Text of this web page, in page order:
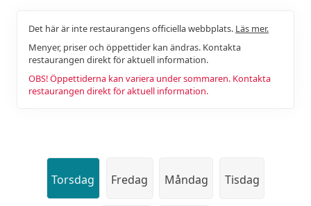
Det här är inte restaurangens officiella webbplats. Läs mer.
Menyer, priser och öppettider kan ändras. Kontakta
restaurangen direkt för aktuell information.
OBS! Öppettiderna kan variera under sommaren. Kontakta
restaurangen direkt för aktuell information.
Torsdag Fredag Måndag Tisdag